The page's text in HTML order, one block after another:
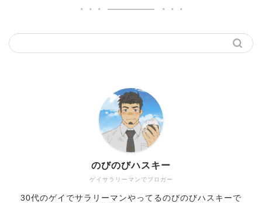
ゲイサラリーマンでブロガー
のびのびハスキー
30代のゲイでサラリーマンやってるのびのびハスキーで